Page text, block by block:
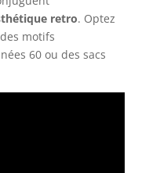
retro. Optez
motifs
60 ou des sacs